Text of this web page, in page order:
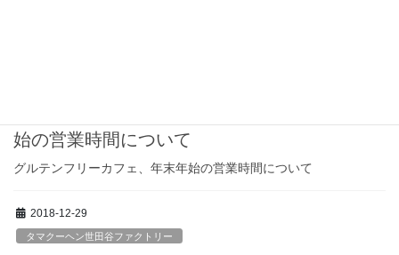
始の営業時間について
グルテンフリーカフェ、年末年始の営業時間について
2018-12-29
タマクーヘン世田谷ファクトリー